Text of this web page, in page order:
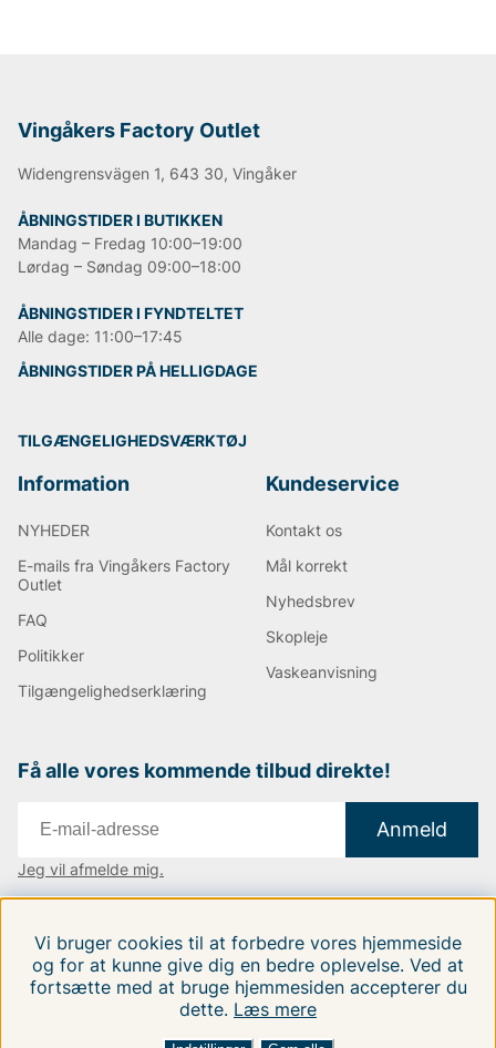
FILTRERA EFTER SORTER EFTER:
Vingåkers Factory Outlet
Widengrensvägen 1, 643 30, Vingåker
ÅBNINGSTIDER I BUTIKKEN
Mandag – Fredag 10:00–19:00
Lørdag – Søndag 09:00–18:00
ÅBNINGSTIDER I FYNDTELTET
Alle dage: 11:00–17:45
ÅBNINGSTIDER PÅ HELLIGDAGE
TILGÆNGELIGHEDSVÆRKTØJ
Information
NYHEDER
E-mails fra Vingåkers Factory
Outlet
FAQ
Politikker
Tilgængelighedserklæring
Kundeservice
Kontakt os
Mål korrekt
Nyhedsbrev
Skopleje
Vaskeanvisning
Få alle vores kommende tilbud direkte!
Anmeld
Jeg vil afmelde mig.
Følg os på vores sociale medier.
Vi bruger cookies til at forbedre vores hjemmeside
og for at kunne give dig en bedre oplevelse. Ved at
fortsætte med at bruge hjemmesiden accepterer du
dette. Læs mere